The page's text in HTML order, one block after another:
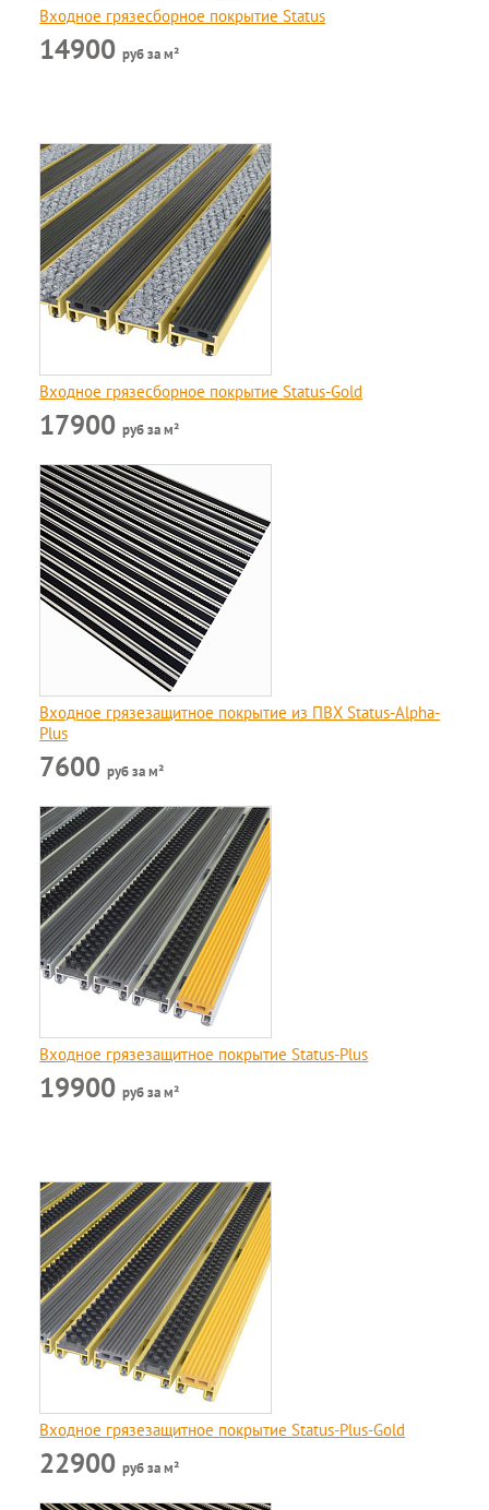
Входное грязесборное покрытие Status
14900руб за м²
Входное грязесборное покрытие Status-Gold
17900руб за м²
Входное грязезащитное покрытие из ПВХ Status-Alpha-
Plus
7600руб за м²
Входное грязезащитное покрытие Status-Plus
19900руб за м²
Входное грязезащитное покрытие Status-Plus-Gold
22900руб за м²